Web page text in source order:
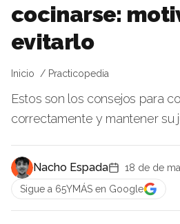
cocinarse:
evitarlo
Inicio Practicopedia
Estos son los consejos para
correctamente y mantener su
Nacho Espada
18 de de
Sigue a 65YMÁS en Google